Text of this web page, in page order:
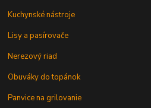
Kuchynské nástroje
Lisy a pasírovače
Nerezový riad
Obuváky do topánok
Panvice na grilovanie